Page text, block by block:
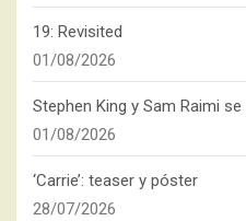
19: Revisited
01/08/2026
Stephen King y Sam Raimi se
01/08/2026
‘Carrie’: teaser y póster
28/07/2026